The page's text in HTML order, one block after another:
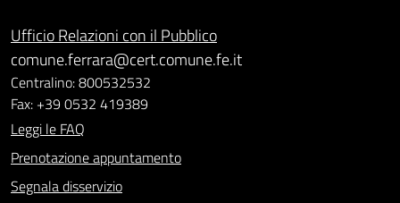
Ufficio Relazioni con il Pubblico
comune.ferrara@cert.comune.fe.it
Centralino: 800532532
Fax: +39 0532 419389
Leggi le FAQ
Prenotazione appuntamento
Segnala disservizio